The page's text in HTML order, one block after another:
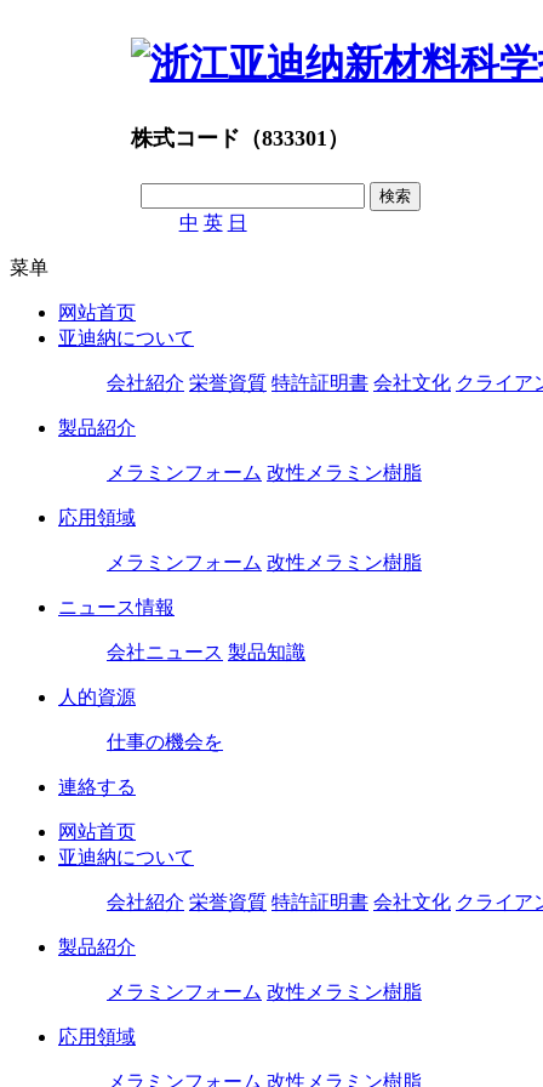
株式コード（833301）
中 英 日
菜单
网站首页
亚迪納について
会社紹介 栄誉資質 特許証明書 会社文化 クライア
製品紹介
メラミンフォーム 改性メラミン樹脂
応用領域
メラミンフォーム 改性メラミン樹脂
ニュース情報
会社ニュース 製品知識
人的資源
仕事の機会を
連絡する
网站首页
亚迪納について
会社紹介 栄誉資質 特許証明書 会社文化 クライア
製品紹介
メラミンフォーム 改性メラミン樹脂
応用領域
メラミンフォーム 改性メラミン樹脂